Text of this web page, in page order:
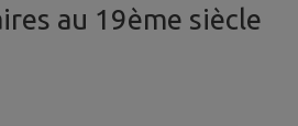
au 19ème siècle